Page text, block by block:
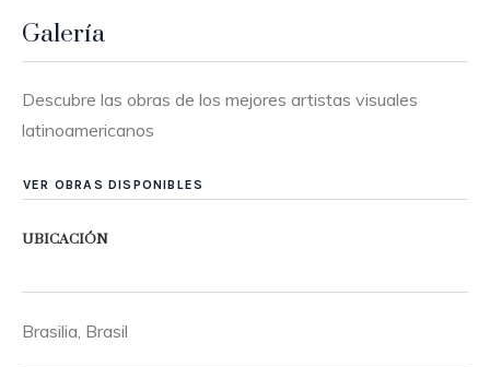
Galería
Descubre las obras de los mejores artistas visuales
latinoamericanos
VER OBRAS DISPONIBLES
UBICACIÓN
Brasilia, Brasil